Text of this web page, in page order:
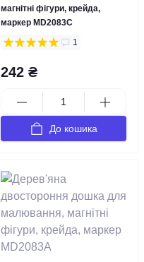
магнітні фігури, крейда,
маркер MD2083С
1
242 ₴
До кошика